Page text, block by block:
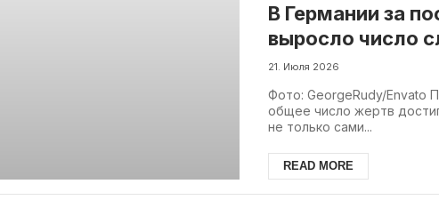
В Германии за
выросло число
насилия в
21. Июля 2026
Фото: GeorgeRudy/Envato
общее число жертв
не только сами...
READ MORE